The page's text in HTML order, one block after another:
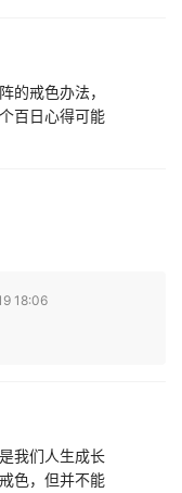
的戒色办法，
百日心得可能
18:06
我们人生成长
色，但并不能